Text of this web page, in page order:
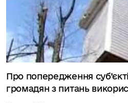
Про попередження
громадян з питань